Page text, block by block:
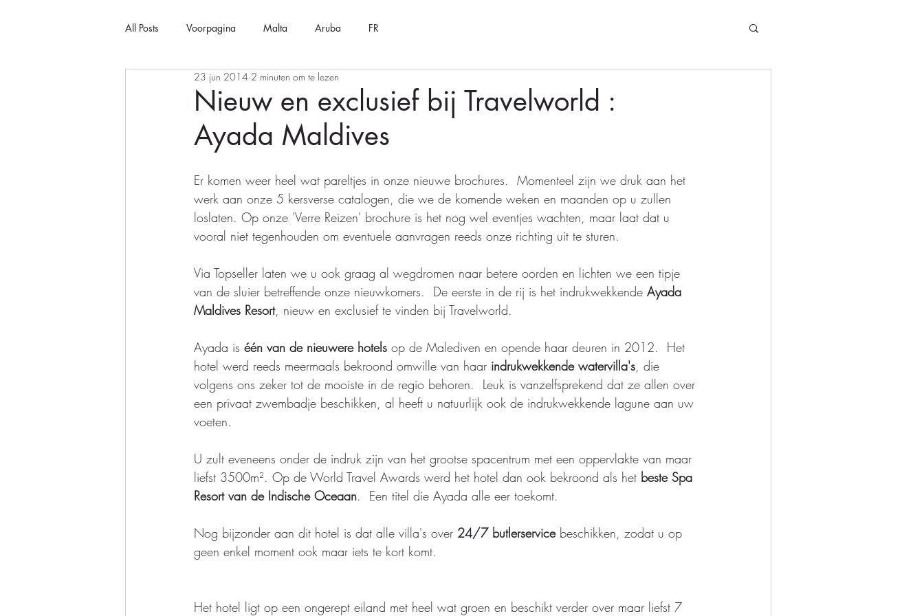
All Posts Voorpagina Malta Aruba FR
Nieuw en exclusief bij Travelworld :
Ayada Maldives
23 jun 2014 2 minuten om te lezen
Er komen weer heel wat pareltjes in onze nieuwe brochures.  Momenteel zijn we druk aan het
werk aan onze 5 kersverse catalogen, die we de komende weken en maanden op u zullen
loslaten. Op onze 'Verre Reizen' brochure is het nog wel eventjes wachten, maar laat dat u
vooral niet tegenhouden om eventuele aanvragen reeds onze richting uit te sturen.
Via Topseller laten we u ook graag al wegdromen naar betere oorden en lichten we een tipje
van de sluier betreffende onze nieuwkomers.  De eerste in de rij is het indrukwekkende Ayada
Maldives Resort, nieuw en exclusief te vinden bij Travelworld.
Ayada is één van de nieuwere hotels op de Malediven en opende haar deuren in 2012.  Het
hotel werd reeds meermaals bekroond omwille van haar indrukwekkende watervilla's, die
volgens ons zeker tot de mooiste in de regio behoren.  Leuk is vanzelfsprekend dat ze allen over
een privaat zwembadje beschikken, al heeft u natuurlijk ook de indrukwekkende lagune aan uw
voeten.
U zult eveneens onder de indruk zijn van het grootse spacentrum met een oppervlakte van maar
liefst 3500m². Op de World Travel Awards werd het hotel dan ook bekroond als het beste Spa
Resort van de Indische Oceaan.  Een titel die Ayada alle eer toekomt.
Nog bijzonder aan dit hotel is dat alle villa's over 24/7 butlerservice beschikken, zodat u op
geen enkel moment ook maar iets te kort komt.
Het hotel ligt op een ongerept eiland met heel wat groen en beschikt verder over maar liefst 7